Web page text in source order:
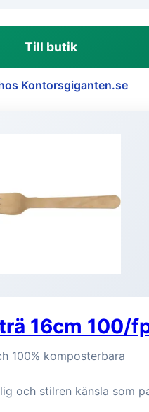
Till butik
Kontorsgiganten.se
16cm 100/
100% komposterbara
och stilren känsla som